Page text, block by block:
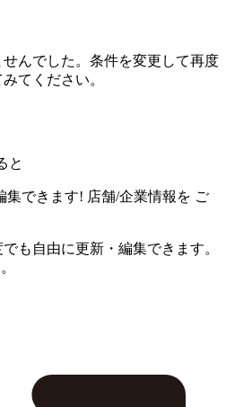
んでした。条件を変更して再度
てください。
と
集できます! 店舗/企業情報を ご
も自由に更新・編集できます。